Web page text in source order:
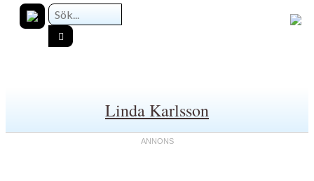
Linda Karlsson